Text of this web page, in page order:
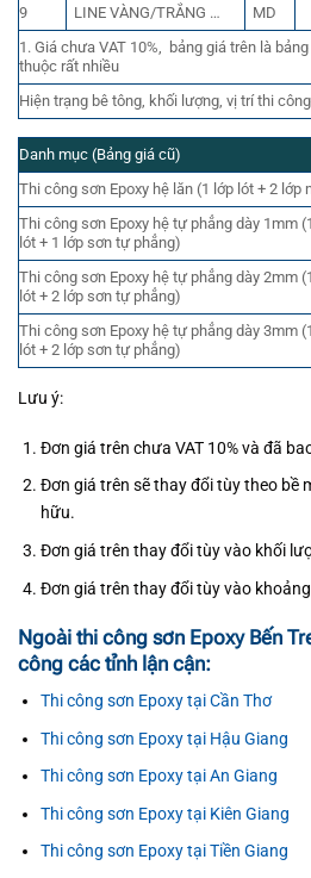
9 LINE VÀNG/TRẮNG … MD
1. Giá chưa VAT 10%, bảng giá trên là
thuộc rất nhiều
Hiện trạng bê tông, khối lượng, vị trí thi
Danh mục (Bảng giá cũ)
Thi công sơn Epoxy hệ lăn (1 lớp lót + 2 lớp
Thi công sơn Epoxy hệ tự phẳng dày 1mm
lót + 1 lớp sơn tự phẳng)
Thi công sơn Epoxy hệ tự phẳng dày 2mm
lót + 2 lớp sơn tự phẳng)
Thi công sơn Epoxy hệ tự phẳng dày 3mm
lót + 2 lớp sơn tự phẳng)
Lưu ý:
Đơn giá trên chưa VAT 10% và đã
Đơn giá trên sẽ thay đổi tùy theo bề
hữu.
Đơn giá trên thay đổi tùy vào khối
Đơn giá trên thay đổi tùy vào
Ngoài thi công sơn Epoxy Bến
công các tỉnh lận cận:
Thi công sơn Epoxy tại Cần Thơ
Thi công sơn Epoxy tại Hậu Giang
Thi công sơn Epoxy tại An Giang
Thi công sơn Epoxy tại Kiên Giang
Thi công sơn Epoxy tại Tiền Giang